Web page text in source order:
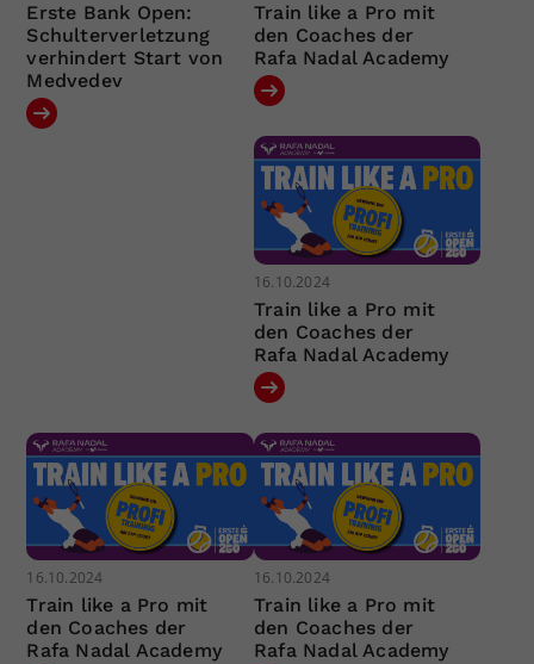
Erste Bank Open:
Schulterverletzung
verhindert Start von
Medvedev
Train like a Pro mit
den Coaches der
Rafa Nadal Academy
16.10.2024
Train like a Pro mit
den Coaches der
Rafa Nadal Academy
16.10.2024
Train like a Pro mit
den Coaches der
Rafa Nadal Academy
16.10.2024
Train like a Pro mit
den Coaches der
Rafa Nadal Academy